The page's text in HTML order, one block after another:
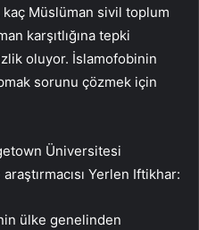
Müslüman sivil toplum
karşıtlığına tepki
oluyor. İslamofobinin
sorunu çözmek için
Üniversitesi
Yerlen Iftikhar:
ülke genelinden